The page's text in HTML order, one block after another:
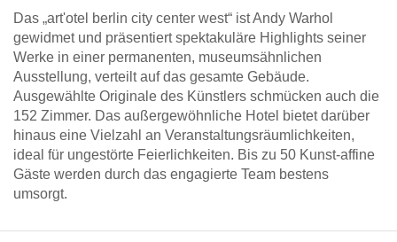
Das „art'otel berlin city center west“ ist Andy Warhol
gewidmet und präsentiert spektakuläre Highlights seiner
Werke in einer permanenten, museumsähnlichen
Ausstellung, verteilt auf das gesamte Gebäude.
Ausgewählte Originale des Künstlers schmücken auch die
152 Zimmer. Das außergewöhnliche Hotel bietet darüber
hinaus eine Vielzahl an Veranstaltungsräumlichkeiten,
ideal für ungestörte Feierlichkeiten. Bis zu 50 Kunst-affine
Gäste werden durch das engagierte Team bestens
umsorgt.